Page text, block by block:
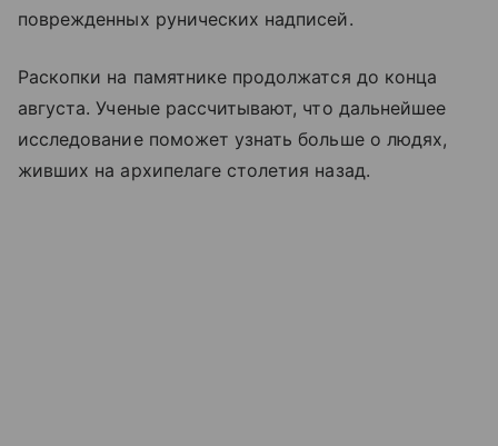
поврежденных рунических надписей.
Раскопки на памятнике продолжатся до конца
августа. Ученые рассчитывают, что дальнейшее
исследование поможет узнать больше о людях,
живших на архипелаге столетия назад.